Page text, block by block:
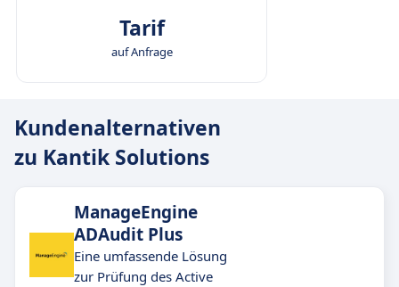
Tarif
auf Anfrage
Kundenalternativen
zu Kantik Solutions
ManageEngine
ADAudit Plus
Eine umfassende Lösung
zur Prüfung des Active